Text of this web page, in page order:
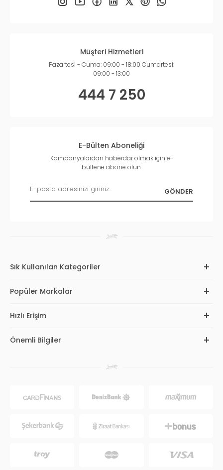
Müşteri Hizmetleri
Pazartesi - Cuma: 09:00 - 18:00 Cumartesi:
09:00 - 13:00
444 7 250
E-Bülten Aboneliği
Kampanyalardan haberdar olmak için e-
bültene abone olun.
Sık Kullanılan Kategoriler
Popüler Markalar
Hızlı Erişim
Önemli Bilgiler